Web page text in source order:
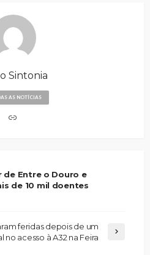
Sintonia
AS NOTÍCIAS
de Entre o Douro e
de 10 mil doentes
feridas depois de um
no acesso à A32 na Feira